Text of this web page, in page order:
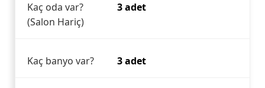
Kaç oda var?
(Salon Hariç)
3 adet
Kaç banyo var? 3 adet